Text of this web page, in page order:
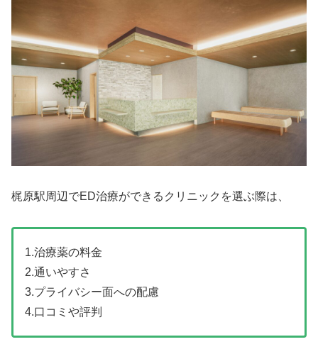
梶原駅周辺でED治療ができるクリニックを選ぶ際は、
1.治療薬の料金
2.通いやすさ
3.プライバシー面への配慮
4.口コミや評判